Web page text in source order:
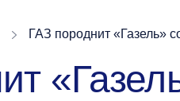
ГАЗ породнит «Газель»